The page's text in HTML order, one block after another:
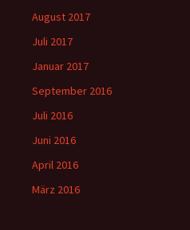
August 2017
Juli 2017
Januar 2017
September 2016
Juli 2016
Juni 2016
April 2016
März 2016